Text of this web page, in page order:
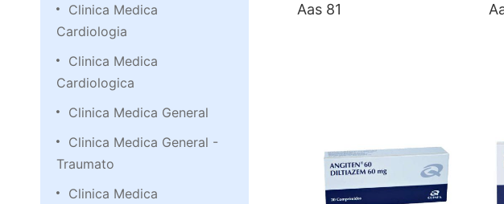
Clinica Medica
Cardiologia
Clinica Medica
Cardiologica
Clinica Medica General
Clinica Medica General -
Traumato
Clinica Medica
Aas 81